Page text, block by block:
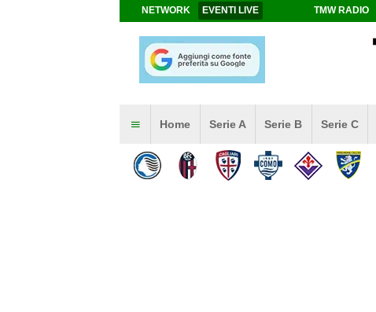
NETWORK EVENTI LIVE TMW RADIO
Home Serie A Serie B Serie C